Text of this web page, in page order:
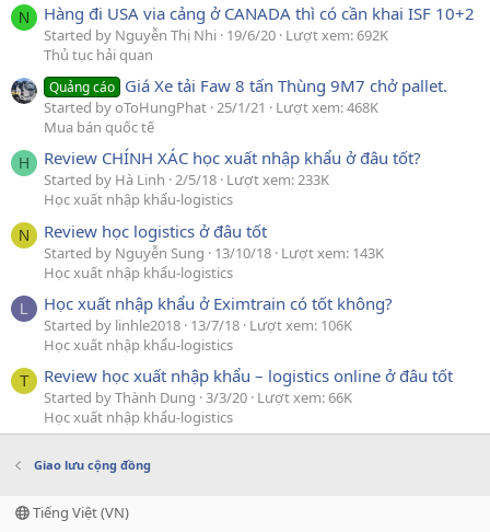
N Hàng đi USA via cảng ở CANADA thì có cần khai ISF 10+2
Started by Nguyễn Thị Nhi 19/6/20 Lượt xem: 692K
Thủ tục hải quan
Quảng cáo Giá Xe tải Faw 8 tấn Thùng 9M7 chở pallet.
Started by oToHungPhat 25/1/21
Lượt xem: 468K
Mua bán quốc tế
H Review CHÍNH XÁC học xuất nhập khẩu ở đâu tốt?
Started by Hà Linh 2/5/18 Lượt xem: 233K
Học xuất nhập khẩu-logistics
N Review học logistics ở đâu tốt
Started by Nguyễn Sung 13/10/18 Lượt xem: 143K
Học xuất nhập khẩu-logistics
L Học xuất nhập khẩu ở Eximtrain có tốt không?
Started by linhle2018 13/7/18 Lượt xem: 106K
Học xuất nhập khẩu-logistics
T Review học xuất nhập khẩu – logistics online ở đâu tốt
Started by Thành Dung 3/3/20 Lượt xem: 66K
Học xuất nhập khẩu-logistics
Giao lưu cộng đồng
Tiếng Việt (VN)